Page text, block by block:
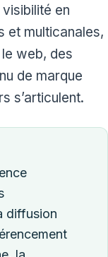
en
et multicanales,
web, des
de marque
s’articulent.
diffusion